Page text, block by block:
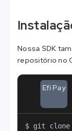
Nossa SDK
repositório no
Efí Pay
$ git clone